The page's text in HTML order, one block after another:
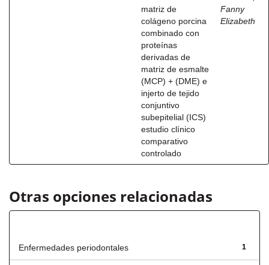
matriz de
colágeno porcina
combinado con
proteínas
derivadas de
matriz de esmalte
(MCP) + (DME) e
injerto de tejido
conjuntivo
subepitelial (ICS)
estudio clínico
comparativo
controlado
Fanny
Elizabeth
Otras opciones relacionadas
1
Enfermedades periodontales